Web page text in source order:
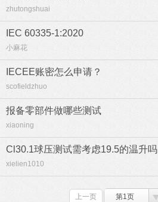
zhutongshuai
IEC 60335-1:2020
小麻花
IECEE账密怎么申请？
scofieldzhuo
报备零部件做哪些测试
xiaoning
Cl30.1球压测试需考虑19.5的温升吗
xielien1010
上一页 第1页